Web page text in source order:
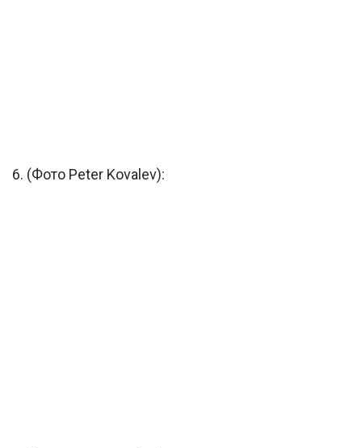
6. (Фото Peter Kovalev):